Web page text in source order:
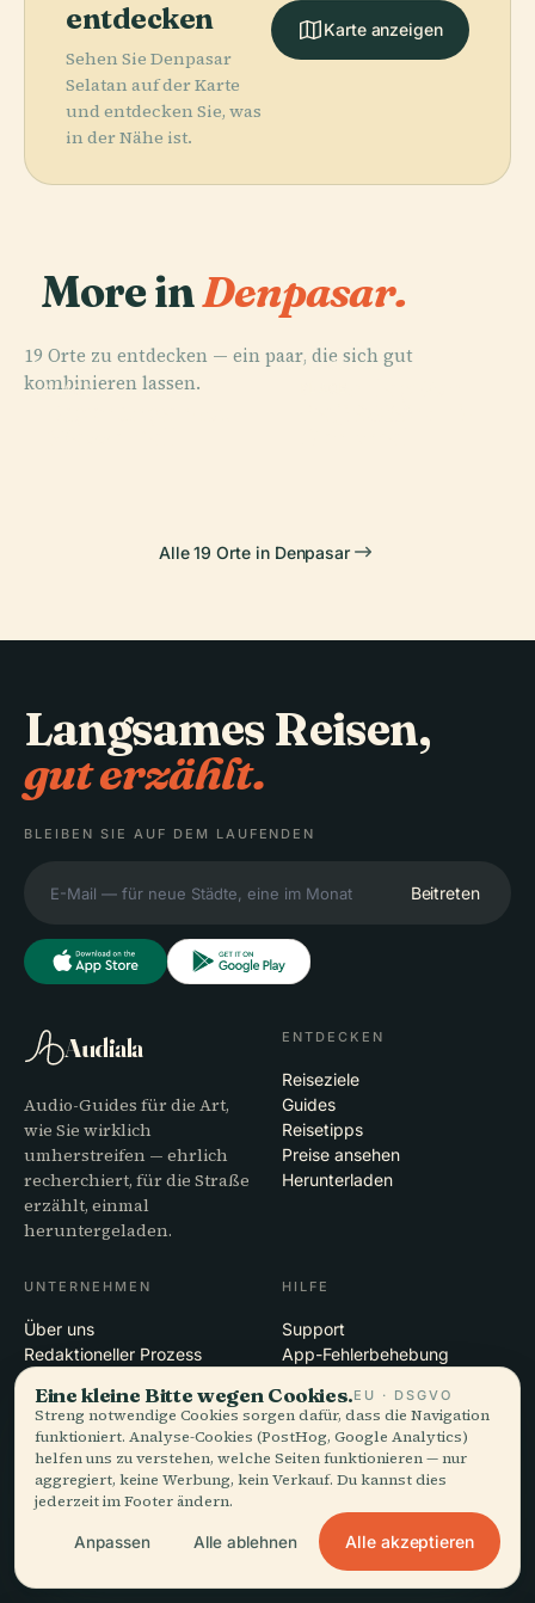
entdecken
Sehen Sie Denpasar
Selatan auf der Karte
und entdecken Sie, was
in der Nähe ist.
Karte anzeigen
More inDenpasar.
19 Orte zu entdecken — ein paar, die sich gut
kombinieren lassen.
PLACE
PLACE
PLACE
Alle 19 Orte in Denpasar
Langsames Reisen,
gut erzählt.
BLEIBEN SIE AUF DEM LAUFENDEN
Beitreten
Audiala
Audio-Guides für die Art,
wie Sie wirklich
umherstreifen — ehrlich
recherchiert, für die Straße
erzählt, einmal
heruntergeladen.
ENTDECKEN
Reiseziele
Guides
Reisetipps
Preise ansehen
Herunterladen
UNTERNEHMEN
Über uns
Redaktioneller Prozess
HILFE
Support
App-Fehlerbehebung
Partner werden
RECHTLICHES
Datenschutz
Cookie-Einstellungen
Eine kleine Bitte wegen Cookies.EU · DSGVO
Streng notwendige Cookies sorgen dafür, dass die Navigation
funktioniert. Analyse-Cookies (PostHog, Google Analytics)
helfen uns zu verstehen, welche Seiten funktionieren — nur
aggregiert, keine Werbung, kein Verkauf. Du kannst dies
jederzeit im Footer ändern.
Anpassen Alle ablehnen Alle akzeptieren